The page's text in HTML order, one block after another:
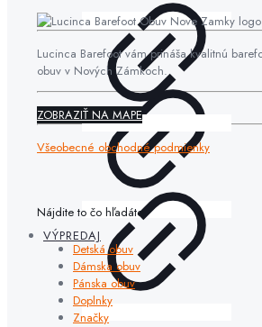
VÝPREDAJ
Lucinca Barefoot vám prináša kvalitnú
obuv v Nových Zámkoch.
ZOBRAZIŤ NA MAPE
Všeobecné obchodné podmienky
Nájdite to čo hľadáte
Detská obuv
Dámska obuv
Pánska obuv
Doplnky
Značky